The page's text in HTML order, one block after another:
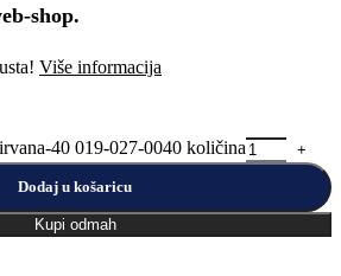
shop.
Više informacija
40 019-027-0040 količina
Dodaj u košaricu
Kupi odmah